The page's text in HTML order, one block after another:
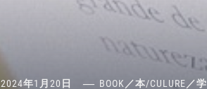
2024年1月20日 BOOK／本/CULURE／学